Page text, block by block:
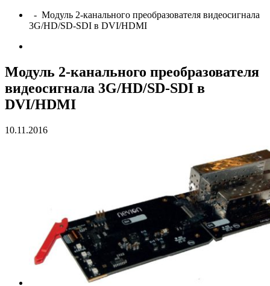
- Модуль 2-канального преобразователя видеосигнала
3G/HD/SD-SDI в DVI/HDMI
Модуль 2-канального преобразователя
видеосигнала 3G/HD/SD-SDI в
DVI/HDMI
10.11.2016